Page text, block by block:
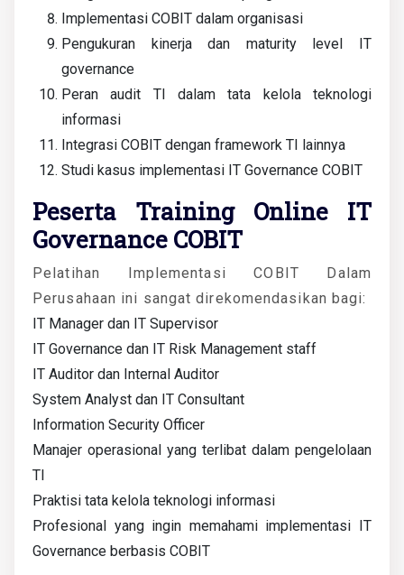
Implementasi COBIT dalam organisasi
Pengukuran kinerja dan maturity level IT
governance
Peran audit TI dalam tata kelola teknologi
informasi
Integrasi COBIT dengan framework TI lainnya
Studi kasus implementasi IT Governance COBIT
Peserta Training Online IT
Governance COBIT
Pelatihan Implementasi COBIT Dalam
Perusahaan ini sangat direkomendasikan bagi:
IT Manager dan IT Supervisor
IT Governance dan IT Risk Management staff
IT Auditor dan Internal Auditor
System Analyst dan IT Consultant
Information Security Officer
Manajer operasional yang terlibat dalam pengelolaan
TI
Praktisi tata kelola teknologi informasi
Profesional yang ingin memahami implementasi IT
Governance berbasis COBIT